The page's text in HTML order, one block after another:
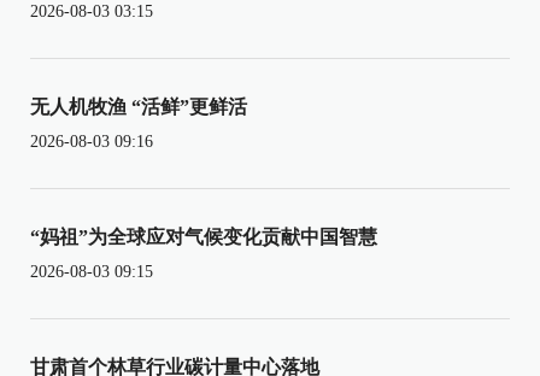
2026-08-03 03:15
无人机牧渔 “活鲜”更鲜活
2026-08-03 09:16
“妈祖”为全球应对气候变化贡献中国智慧
2026-08-03 09:15
甘肃首个林草行业碳计量中心落地